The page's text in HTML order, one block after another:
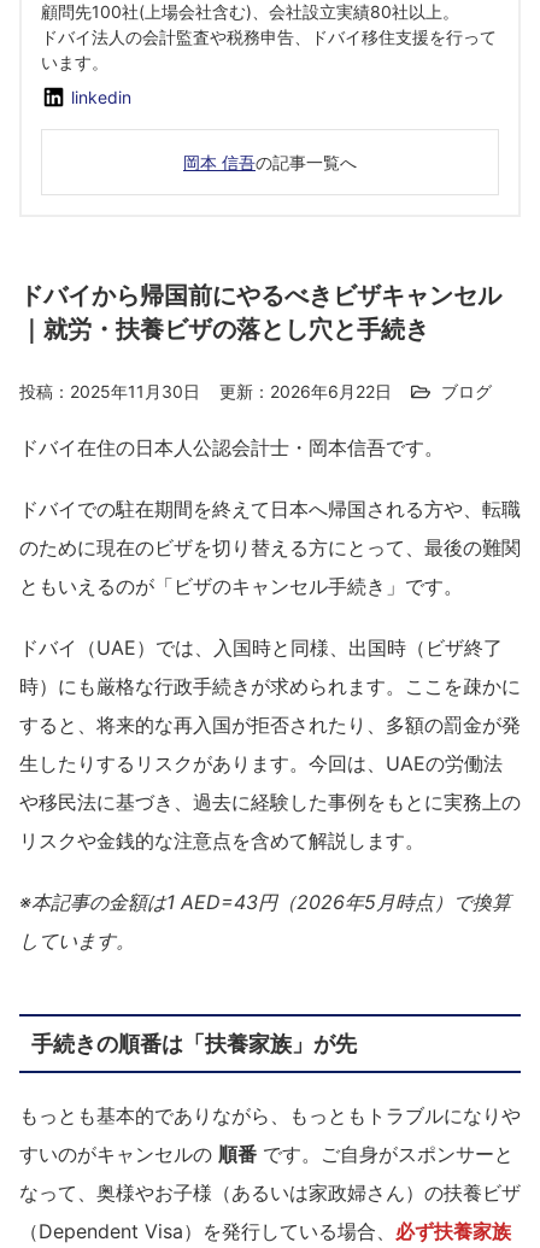
ドバイから帰国前にやるべきビザキャンセル
｜就労・扶養ビザの落とし穴と手続き
投稿：2025年11月30日 更新：2026年6月22日 ブログ
ドバイ在住の日本人公認会計士・岡本信吾です。
ドバイでの駐在期間を終えて日本へ帰国される方や、転職
のために現在のビザを切り替える方にとって、最後の難関
ともいえるのが「ビザのキャンセル手続き」です。
ドバイ（UAE）では、入国時と同様、出国時（ビザ終了
時）にも厳格な行政手続きが求められます。ここを疎かに
すると、将来的な再入国が拒否されたり、多額の罰金が発
生したりするリスクがあります。今回は、UAEの労働法
や移民法に基づき、過去に経験した事例をもとに実務上の
リスクや金銭的な注意点を含めて解説します。
※本記事の金額は1 AED=43円（2026年5月時点）で換算
しています。
手続きの順番は「扶養家族」が先
もっとも基本的でありながら、もっともトラブルになりや
すいのがキャンセルの 順番 です。ご自身がスポンサーと
なって、奥様やお子様（あるいは家政婦さん）の扶養ビザ
（Dependent Visa）を発行している場合、 必ず扶養家族
顧問先100社(上場会社含む)、会社設立実績80社以上。
ドバイ法人の会計監査や税務申告、ドバイ移住支援を行って
います。
linkedin
岡本 信吾の記事一覧へ